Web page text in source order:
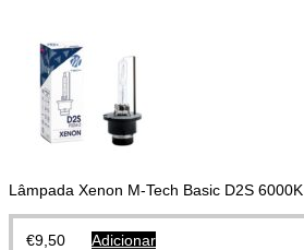
Lâmpada Xenon M-Tech Basic D2S 6000K
€9,50 Adicionar